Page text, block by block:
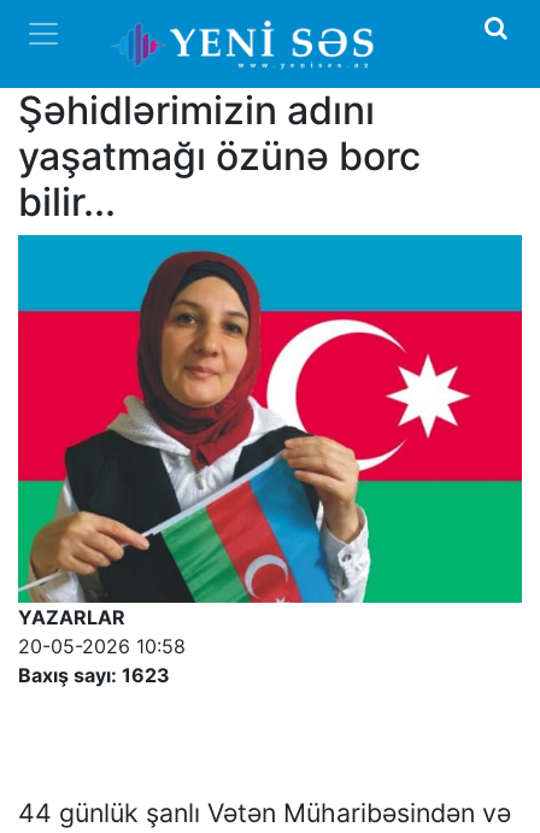
Şəhidlərimizin adını
yaşatmağı özünə borc
bilir...
YAZARLAR
20-05-2026 10:58
Baxış sayı: 1623
44 günlük şanlı Vətən Müharibəsindən və